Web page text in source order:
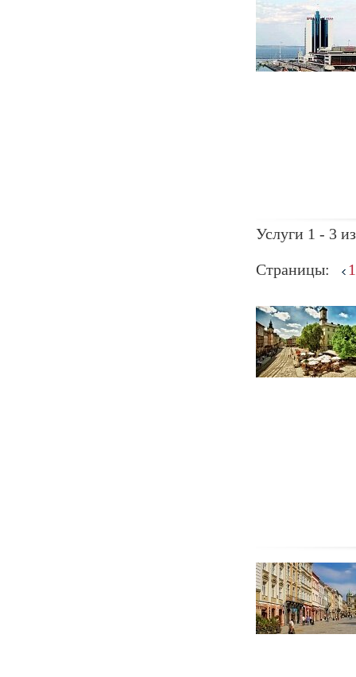
Услуги 1 - 3
Страницы: 1